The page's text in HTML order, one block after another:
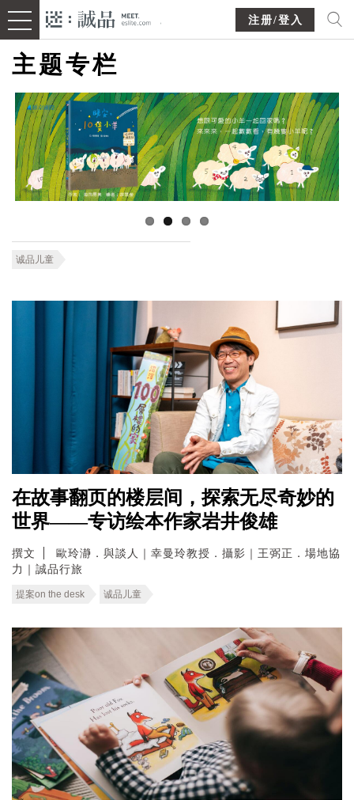
注册/登入
主题专栏
诚品儿童
在故事翻页的楼层间，探索无尽奇妙的
世界——专访绘本作家岩井俊雄
撰文
歐玲瀞．與談人｜幸曼玲教授．攝影｜王弼正．場地協
力｜誠品行旅
提案on the desk 诚品儿童